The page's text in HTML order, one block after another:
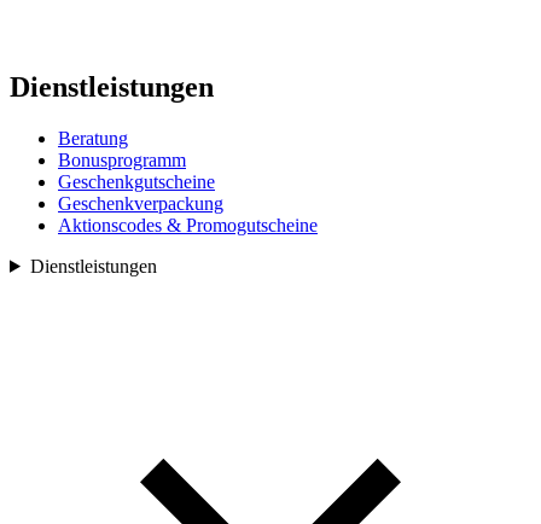
Dienstleistungen
Beratung
Bonusprogramm
Geschenkgutscheine
Geschenkverpackung
Aktionscodes & Promogutscheine
Dienstleistungen